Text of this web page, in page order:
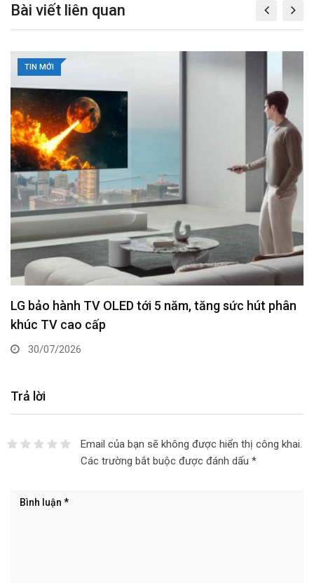
Bài viết liên quan
TIN MỚI
LG bảo hành TV OLED tới 5 năm, tăng sức hút phân
khúc TV cao cấp
30/07/2026
Trả lời
Email của bạn sẽ không được hiển thị công khai.
Các trường bắt buộc được đánh dấu *